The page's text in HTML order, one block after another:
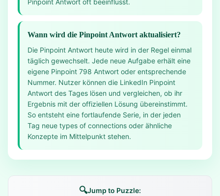
Pinpoint Antwort oft beeinflusst.
Wann wird die Pinpoint Antwort aktualisiert?
Die Pinpoint Antwort heute wird in der Regel einmal
täglich gewechselt. Jede neue Aufgabe erhält eine
eigene Pinpoint 798 Antwort oder entsprechende
Nummer. Nutzer können die LinkedIn Pinpoint
Antwort des Tages lösen und vergleichen, ob ihr
Ergebnis mit der offiziellen Lösung übereinstimmt.
So entsteht eine fortlaufende Serie, in der jeden
Tag neue types of connections oder ähnliche
Konzepte im Mittelpunkt stehen.
🔍Jump to Puzzle: